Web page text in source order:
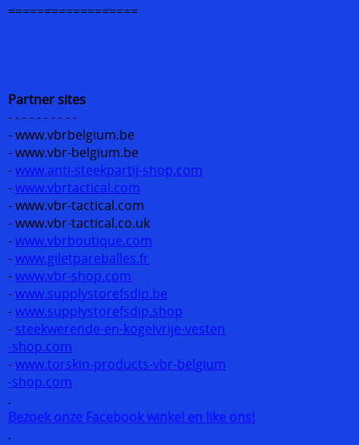
==================
Partner sites
- - - - - - - - - -
- www.vbrbelgium.be
- www.vbr-belgium.be
-www.anti-steekpartij-shop.com
-www.vbrtactical.com
- www.vbr-tactical.com
- www.vbr-tactical.co.uk
-www.vbrboutique.com
-www.giletpareballes.fr
-www.vbr-shop.com
-www.supplystorefsdip.be
-www.supplystorefsdip.shop
- steekwerende-en-kogelvrije-vesten
-shop.com
-www.torskin-products-vbr-belgium
-shop.com
.
Bezoek onze Facebook winkel en like ons!
.